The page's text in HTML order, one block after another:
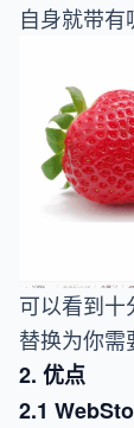
自身就带有
可以看到
替换为你需
2. 优点
2.1